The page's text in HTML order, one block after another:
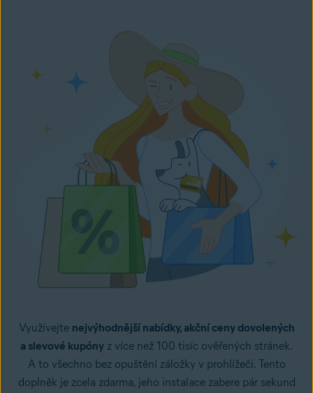
Využívejte nejvýhodnější nabídky, akční ceny dovolených
a slevové kupóny z více než 100 tisíc ověřených stránek.
A to všechno bez opuštění záložky v prohlížeči. Tento
doplněk je zcela zdarma, jeho instalace zabere pár sekund